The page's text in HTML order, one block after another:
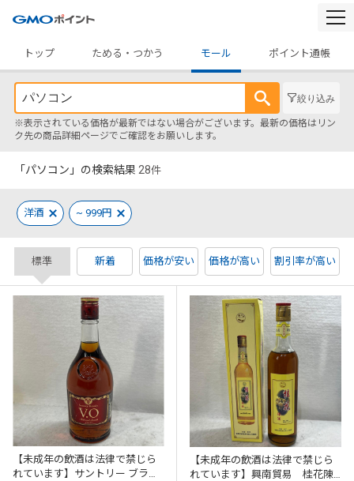
トップ
ためる・つかう モール ポイント通帳
絞り込み
※表示されている価格が最新ではない場合がございます。最新の価格はリン
ク先の商品詳細ページでご確認をお願いします。
「パソコン」の検索結果 28件
洋酒 ~ 999円
標準 新着 価格が安い 価格が高い 割引率が高い
【未成年の飲酒は法律で禁じら
れています】サントリー ブラン
【未成年の飲酒は法律で禁じら
れています】興南貿易 桂花陳